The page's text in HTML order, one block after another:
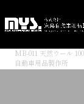
MB-011 天然ウール
自動車用品製作所